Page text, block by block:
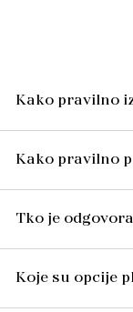
Kako pravilno
Kako pravilno
Tko je
Koje su opcije